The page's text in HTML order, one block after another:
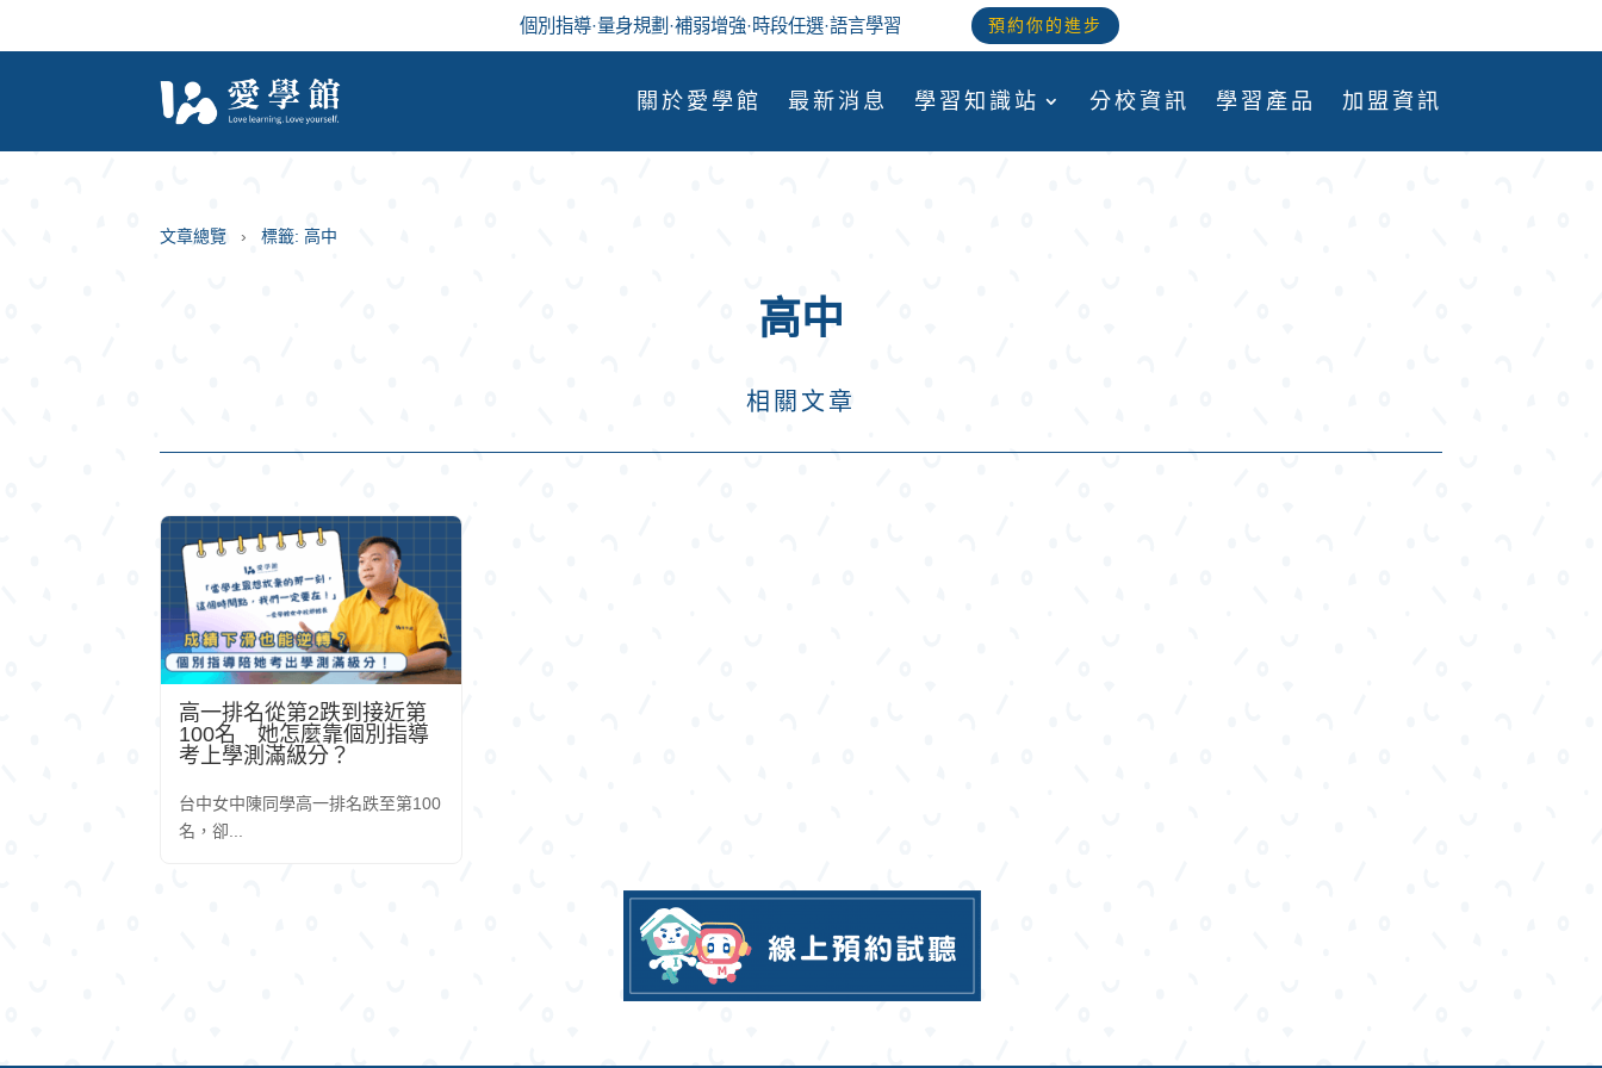
個別指導·量身規劃 ·補弱增強·時段任選·語言學習 預約你的進步
關於愛學館 最新消息 學習知識站 分校資訊 學習產品 加盟資訊
文章總覽 標籤: 高中
高中
相關文章
高一排名從第2跌到接近第
100名 她怎麼靠個別指導
考上學測滿級分？
台中女中陳同學高一排名跌至第100
名，卻...